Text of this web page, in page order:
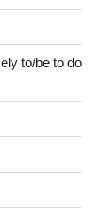
to/be to do